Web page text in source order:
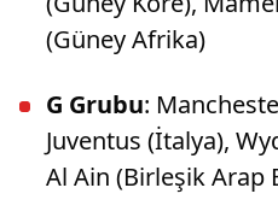
(Güney Afrika)
G Grubu:
Juventus (İtalya),
Al Ain (Birleşik Arap